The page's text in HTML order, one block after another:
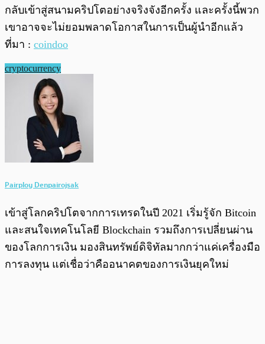
กลับเข้าสู่สนามคริปโตอย่างจริงจังอีกครั้ง และครั้งนี้พวก
เขาอาจจะไม่ยอมพลาดโอกาสในการเป็นผู้นำอีกแล้ว
ที่มา : coindoo
cryptocurrency
Pairploy Denpairojsak
เข้าสู่โลกคริปโตจากการเทรดในปี 2021 เริ่มรู้จัก Bitcoin
และสนใจเทคโนโลยี Blockchain รวมถึงการเปลี่ยนผ่าน
ของโลกการเงิน มองสินทรัพย์ดิจิทัลมากกว่าแค่เครื่องมือ
การลงทุน แต่เชื่อว่าคืออนาคตของการเงินยุคใหม่